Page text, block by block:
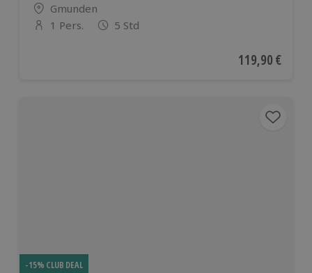
Standort
Gmunden
Anzahl der Teilnehmer
1 Pers. 5 Std
Aktueller Preis
119,90 €
-15% CLUB DEAL